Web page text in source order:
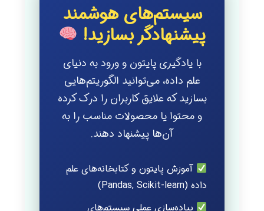
سیستم‌های هوشمند
پیشنهادگر بسازید!
با یادگیری پایتون و ورود به دنیای
علم داده، می‌توانید الگوریتم‌هایی
بسازید که علایق کاربران را درک کرده
و محتوا یا محصولات مناسب را به
آن‌ها پیشنهاد دهند.
آموزش پایتون و کتابخانه‌های علم
داده (Pandas, Scikit-learn)
پیاده‌سازی عملی سیستم‌های